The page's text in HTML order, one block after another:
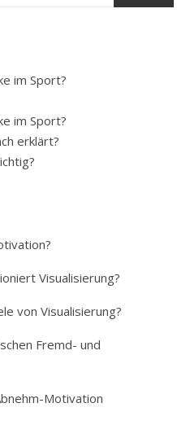
im Sport?
im Sport?
erklärt?
Visualisierung?
von Visualisierung?
Fremd- und
Motivation